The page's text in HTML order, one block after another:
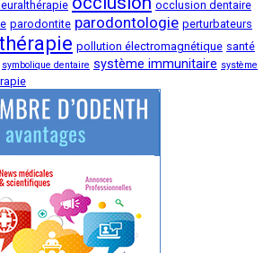
occlusion dentaire
parodontite parodontologie perturbateurs
pollution électromagnétique santé
symbolique dentaire système immunitaire système